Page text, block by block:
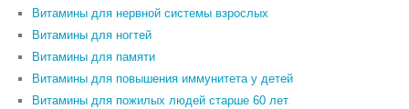
Витамины для нервной системы взрослых
Витамины для ногтей
Витамины для памяти
Витамины для повышения иммунитета у детей
Витамины для пожилых людей старше 60 лет